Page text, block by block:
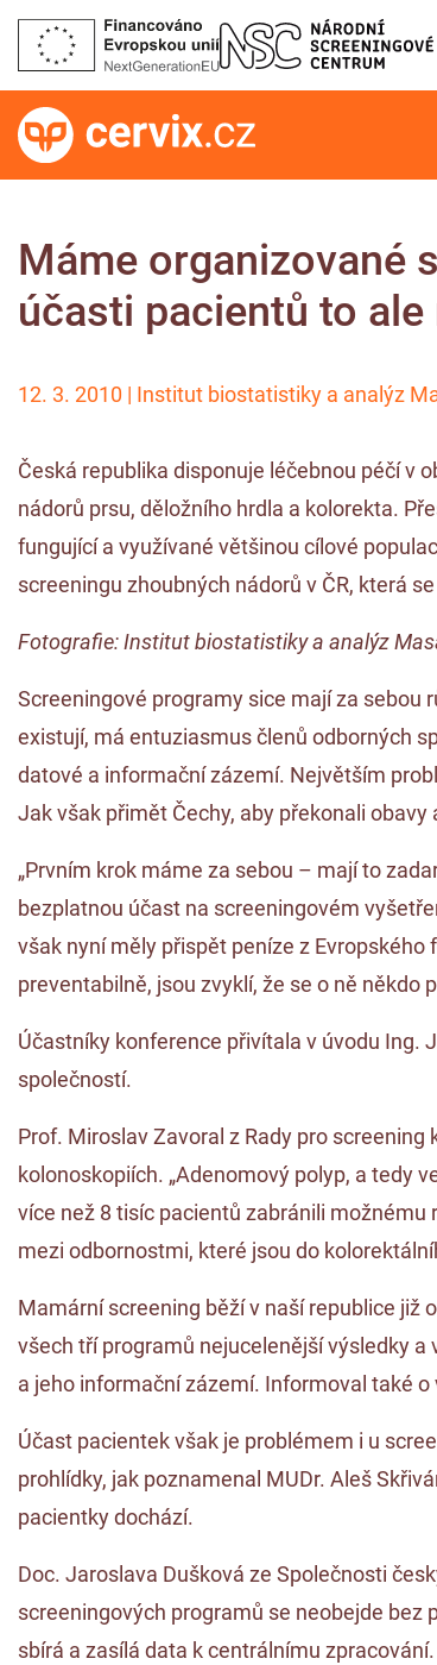
Máme organizované
účasti pacientů to ale
12. 3. 2010 | Institut biostatistiky a analýz
Česká republika disponuje léčebnou péčí v
nádorů prsu, děložního hrdla a kolorekta.
fungující a využívané většinou cílové
screeningu zhoubných nádorů v ČR, která
Fotografie: Institut biostatistiky a analýz
Screeningové programy sice mají za sebou
existují, má entuziasmus členů odborných
datové a informační zázemí. Největším
Jak však přimět Čechy, aby překonali
„Prvním krok máme za sebou – mají to
bezplatnou účast na screeningovém
však nyní měly přispět peníze z
preventabilně, jsou zvyklí, že se o ně někdo
Účastníky konference přivítala v úvodu Ing.
společností.
Prof. Miroslav Zavoral z Rady pro
kolonoskopiích. „Adenomový polyp, a tedy
více než 8 tisíc pacientů zabránili
mezi odbornostmi, které jsou do
Mamární screening běží v naší republice již
všech tří programů nejucelenější výsledky
a jeho informační zázemí. Informoval také
Účast pacientek však je problémem i u
prohlídky, jak poznamenal MUDr. Aleš
pacientky dochází.
Doc. Jaroslava Dušková ze Společnosti
screeningových programů se neobejde bez
sbírá a zasílá data k centrálnímu zpracování.